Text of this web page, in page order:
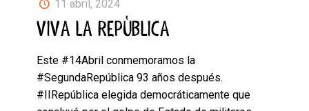
11 abril, 2024
VIVA LA REPÚBLICA
Este #14Abril conmemoramos la
#SegundaRepública 93 años después.
#IIRepública elegida democráticamente que